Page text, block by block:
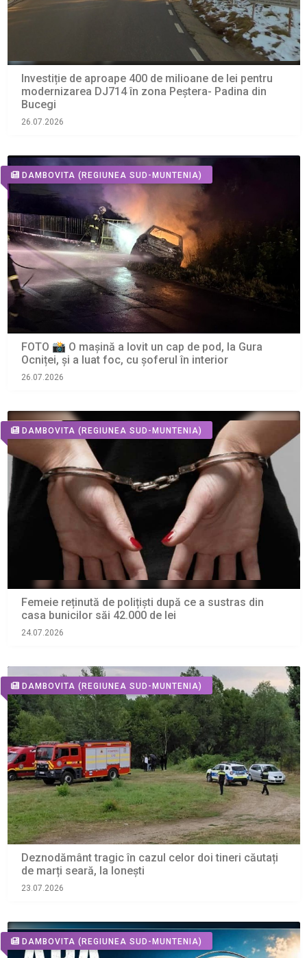
Investiție de aproape 400 de milioane de lei pentru
modernizarea DJ714 în zona Peștera- Padina din
Bucegi
26.07.2026
DAMBOVITA (REGIUNEA SUD-MUNTENIA)
FOTO 📸 O mașină a lovit un cap de pod, la Gura
Ocniței, și a luat foc, cu șoferul în interior
26.07.2026
DAMBOVITA (REGIUNEA SUD-MUNTENIA)
Femeie reținută de polițiști după ce a sustras din
casa bunicilor săi 42.000 de lei
24.07.2026
DAMBOVITA (REGIUNEA SUD-MUNTENIA)
Deznodământ tragic în cazul celor doi tineri căutați
de marți seară, la Ionești
23.07.2026
DAMBOVITA (REGIUNEA SUD-MUNTENIA)